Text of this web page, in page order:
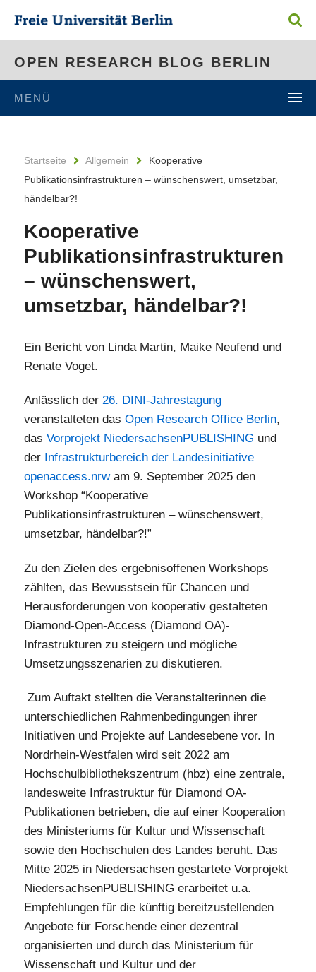
OPEN RESEARCH BLOG BERLIN
MENÜ
Startseite Allgemein
Kooperative
Publikationsinfrastrukturen – wünschenswert, umsetzbar,
händelbar?!
Kooperative
Publikationsinfrastrukturen
– wünschenswert,
umsetzbar, händelbar?!
Ein Bericht von Linda Martin, Maike Neufend und
Renate Voget.
Anlässlich der26. DINI-Jahrestagung
veranstalteten dasOpen Research Office Berlin,
dasVorprojekt NiedersachsenPUBLISHING und
der Infrastrukturbereich der Landesinitiative
openaccess.nrwam 9. September 2025 den
Workshop “Kooperative
Publikationsinfrastrukturen – wünschenswert,
umsetzbar, händelbar?!”
Zu den Zielen des ergebnisoffenen Workshops
zählten, das Bewusstsein für Chancen und
Herausforderungen von kooperativ gestalteten
Diamond-Open-Access (Diamond OA)-
Infrastrukturen zu steigern und mögliche
Umsetzungsszenarien zu diskutieren.
Zum Auftakt stellten die Veranstalterinnen die
unterschiedlichen Rahmenbedingungen ihrer
Initiativen und Projekte auf Landesebene vor. In
Nordrhein-Westfalen wird seit 2022 am
Hochschulbibliothekszentrum (hbz) eine zentrale,
landesweite Infrastruktur für Diamond OA-
Publikationen betrieben, die auf einer Kooperation
des Ministeriums für Kultur und Wissenschaft
sowie den Hochschulen des Landes beruht. Das
Mitte 2025 in Niedersachsen gestartete Vorprojekt
NiedersachsenPUBLISHING erarbeitet u.a.
Empfehlungen für die künftig bereitzustellenden
Angebote für Forschende einer dezentral
organisierten und durch das Ministerium für
Wissenschaft und Kultur und der